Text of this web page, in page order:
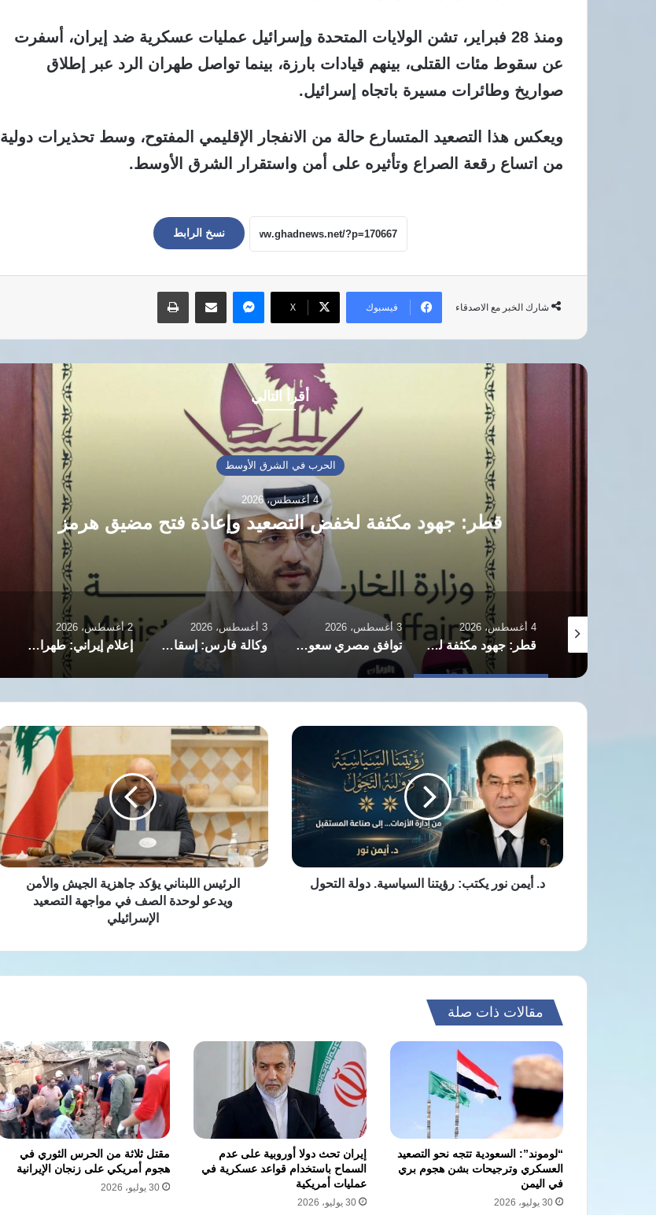
ومنذ 28 فبراير، تشن الولايات المتحدة وإسرائيل عمليات عسكرية ضد إيران، أسفرت
عن سقوط مئات القتلى، بينهم قيادات بارزة، بينما تواصل طهران الرد عبر إطلاق
صواريخ وطائرات مسيرة باتجاه إسرائيل.
ويعكس هذا التصعيد المتسارع حالة من الانفجار الإقليمي المفتوح، وسط تحذيرات دولية
من اتساع رقعة الصراع وتأثيره على أمن واستقرار الشرق الأوسط.
نسخ الرابط
شارك الخبر مع الاصدقاء فيسبوك ‫X
ماسنجر مشاركة عبر البريد طباعة
أقرأ التالي
الحرب في الشرق الأوسط
4 أغسطس، 2026
قطر: جهود مكثفة لخفض التصعيد وإعادة فتح مضيق هرمز
4 أغسطس، 2026
قطر: جهود مكثفة لخفض التصعيد وإعادة فتح مضيق هرمز
3 أغسطس، 2026
توافق مصري سعودي على ضرورة الوقف الفوري للتصعيد في المنطقة
3 أغسطس، 2026
وكالة فارس: إسقاط مسيّرة أمريكية فوق مضيق هرمز
2 أغسطس، 2026
إعلام إيراني: طهران لم تطلب من واشنطن الامتناع عن شن ضربات جديدة
د.
أيمن
نور
يكتب:
رؤيتنا
السياسية.
التحول
د. أيمن نور يكتب: رؤيتنا السياسية. دولة التحول
الرئيس
اللبناني
يؤكد
جاهزية
الجيش
والأمن
ويدعو
لوحدة
الصف
الرئيس اللبناني يؤكد جاهزية الجيش والأمن
ويدعو لوحدة الصف في مواجهة التصعيد
الإسرائيلي
مقالات ذات صلة
“لوموند”: السعودية تتجه نحو التصعيد
العسكري وترجيحات بشن هجوم بري
في اليمن
30 يوليو، 2026
إيران تحث دولا أوروبية على عدم
السماح باستخدام قواعد عسكرية في
عمليات أمريكية
30 يوليو، 2026
مقتل ثلاثة من الحرس الثوري في
هجوم أمريكي على زنجان الإيرانية
30 يوليو، 2026